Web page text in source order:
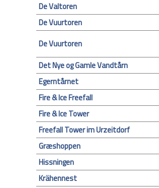
De Valtoren
De Vuurtoren
De Vuurtoren
Det Nye og Gamle Vandtårn
Egerntårnet
Fire & Ice Freefall
Fire & Ice Tower
Freefall Tower im Urzeitdorf
Græshoppen
Hissningen
Krähennest